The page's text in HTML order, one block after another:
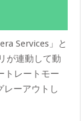
Services」と
が連動して動
トレートモー
レーアウトし